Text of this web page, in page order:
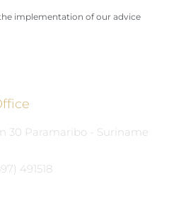
implementation of our advice
30 Paramaribo - Suriname
491518